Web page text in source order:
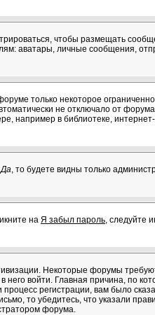
чтобы размещать
аватары, личные сообщения,
только некоторое
не отключало от
например в библиотеке,
Да, то будете видны только
на Я забыл пароль, следуйте
Некоторые форумы
войти. Главная причина, по
регистрации, вам было
то убедитесь, что указали
форума.